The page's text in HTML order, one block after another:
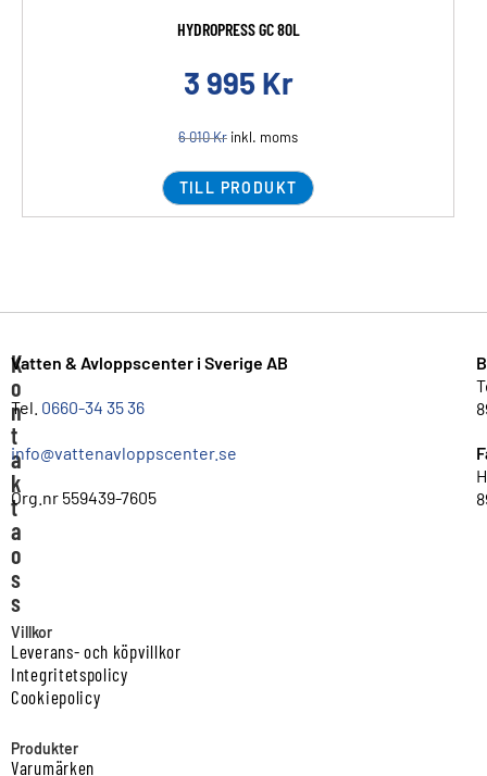
HYDROPRESS GC 80L
3 995 Kr
6 010Kr inkl. moms
TILL PRODUKT
K
o
n
t
a
k
t
a
o
s
s
Vatten & Avloppscenter i Sverige AB
Tel. 0660-34 35 36
info@vattenavloppscenter.se
Org.nr 559439-7605
Villkor
Leverans- och köpvillkor
Integritetspolicy
Cookiepolicy
Produkter
Varumärken